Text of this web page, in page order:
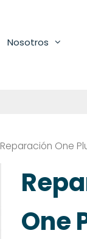
Nosotros
Reparación One
One